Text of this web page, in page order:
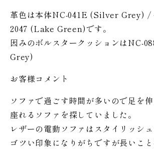
革色は本体NC-041E (Silver Grey) /
2047 (Lake Green)です。
因みのボルスタークッションはNC-
Grey)
お客様コメント
ソファで過ごす時間が多いので足を
座れるソファを探していました。
レザーの電動ソファはスタイリッシュ
ゴツい印象になりがちですが長いこ